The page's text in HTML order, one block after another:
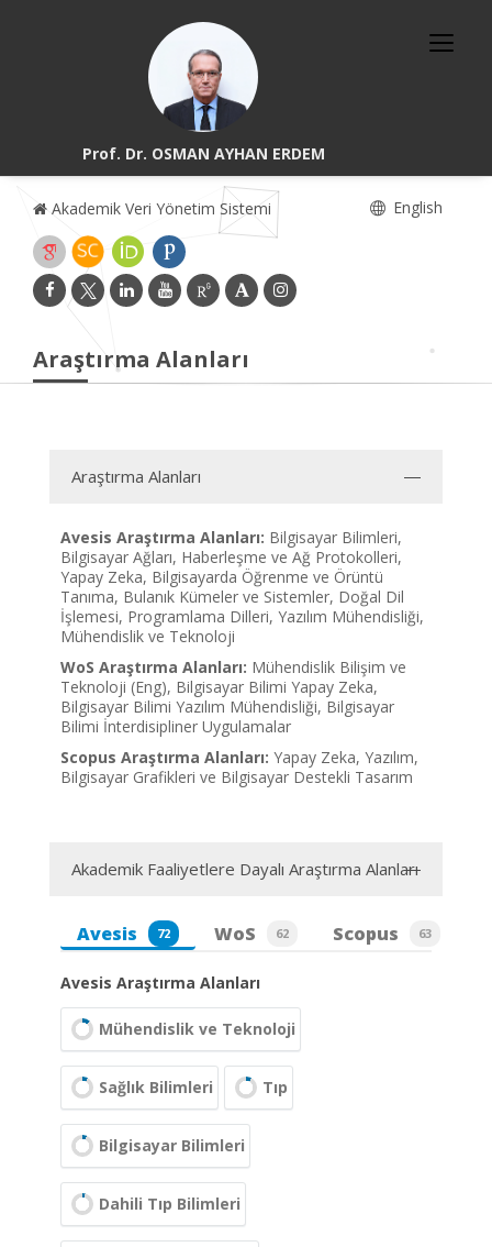
Prof. Dr. OSMAN AYHAN ERDEM
Akademik Veri Yönetim Sistemi English
Araştırma Alanları
Araştırma Alanları
Avesis Araştırma Alanları: Bilgisayar Bilimleri,
Bilgisayar Ağları, Haberleşme ve Ağ Protokolleri,
Yapay Zeka, Bilgisayarda Öğrenme ve Örüntü
Tanıma, Bulanık Kümeler ve Sistemler, Doğal Dil
İşlemesi, Programlama Dilleri, Yazılım Mühendisliği,
Mühendislik ve Teknoloji
WoS Araştırma Alanları: Mühendislik Bilişim ve
Teknoloji (Eng), Bilgisayar Bilimi Yapay Zeka,
Bilgisayar Bilimi Yazılım Mühendisliği, Bilgisayar
Bilimi İnterdisipliner Uygulamalar
Scopus Araştırma Alanları: Yapay Zeka, Yazılım,
Bilgisayar Grafikleri ve Bilgisayar Destekli Tasarım
Akademik Faaliyetlere Dayalı Araştırma Alanları
Avesis 72 WoS 62 Scopus 63
Avesis Araştırma Alanları
Mühendislik ve Teknoloji
Sağlık Bilimleri Tıp
Bilgisayar Bilimleri
Dahili Tıp Bilimleri